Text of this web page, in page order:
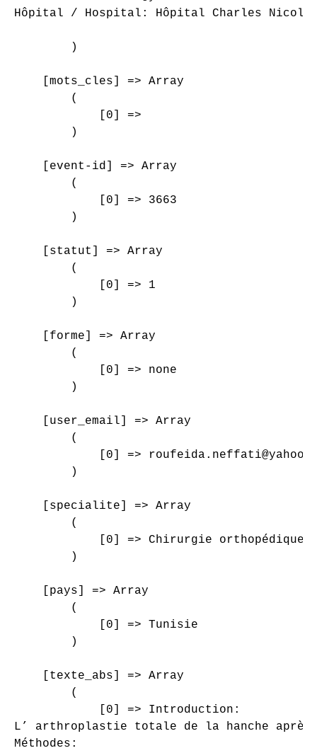
Hôpital / Hospital: Hôpital Charles
        )
    [mots_cles] => Array
        (
            [0] =>
        )
    [event-id] => Array
        (
            [0] => 3663
        )
    [statut] => Array
        (
            [0] => 1
        )
    [forme] => Array
        (
            [0] => none
        )
    [user_email] => Array
        (
[0] =>
        )
    [specialite] => Array
        (
[0] => Chirurgie orthopédique
        )
    [pays] => Array
        (
            [0] => Tunisie
        )
    [texte_abs] => Array
        (
            [0] => Introduction:
L’ arthroplastie totale de la hanche
Méthodes: